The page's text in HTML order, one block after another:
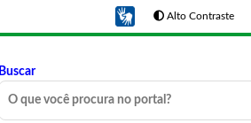
Alto Contraste
Buscar